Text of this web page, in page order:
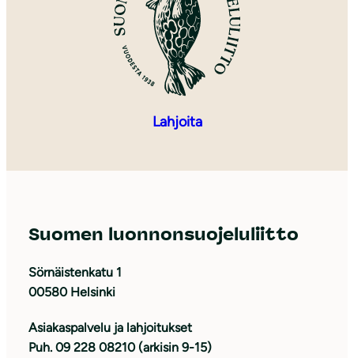
Lahjoita
Suomen luonnonsuojeluliitto
Sörnäistenkatu 1
00580 Helsinki
Asiakaspalvelu ja lahjoitukset
Puh. 09 228 08210 (arkisin 9-15)